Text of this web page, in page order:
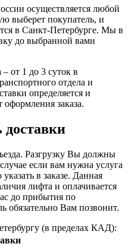
осуществляется любой
выберет покупатель, и
в Санкт-Петербурге. Мы в
до выбранной вами
от 1 до 3 суток в
отдела и
определяется и
оформления заказа.
доставки
Разгрузку Вы должны
если вам нужна услуга
в заказе. Данная
лифта и оплачивается
до прибытия по
обязательно Вам позвонит.
(в пределах КАД):